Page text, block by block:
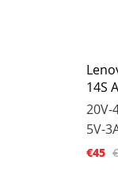
14S
20V-
5V-
€45